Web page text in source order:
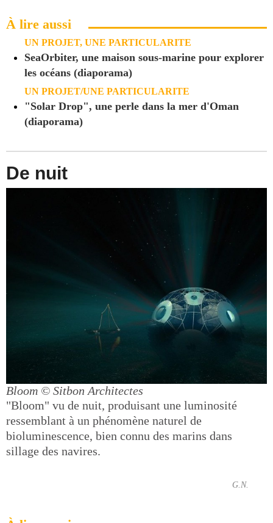
À lire aussi
UN PROJET, UNE PARTICULARITE
SeaOrbiter, une maison sous-marine pour explorer
les océans (diaporama)
UN PROJET/UNE PARTICULARITE
"Solar Drop", une perle dans la mer d'Oman
(diaporama)
De nuit
Bloom © Sitbon Architectes
"Bloom" vu de nuit, produisant une luminosité
ressemblant à un phénomène naturel de
bioluminescence, bien connu des marins dans
sillage des navires.
G.N.